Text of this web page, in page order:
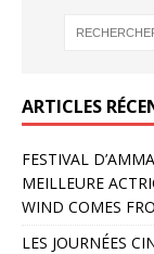
ARTICLES
FESTIVAL
MEILLEURE
WIND COMES
LES JOURNÉES